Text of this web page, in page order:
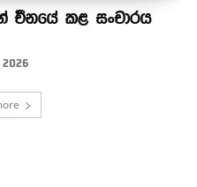
චීනයේ කළ සංචාරය
2026